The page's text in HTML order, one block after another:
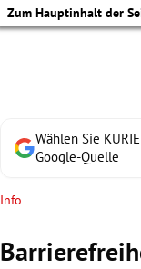
Zum Hauptinhalt der
Wählen Sie
Google-Quelle
Info